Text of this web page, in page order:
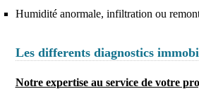
Humidité anormale, infiltration ou
Les differents diagnostics
Notre expertise au service de votre